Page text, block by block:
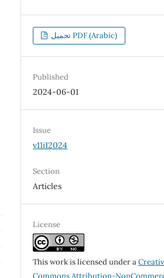
تحميل PDF (Arabic)
Published
2024-06-01
Issue
v11i12024
Section
Articles
License
This work is licensed under a